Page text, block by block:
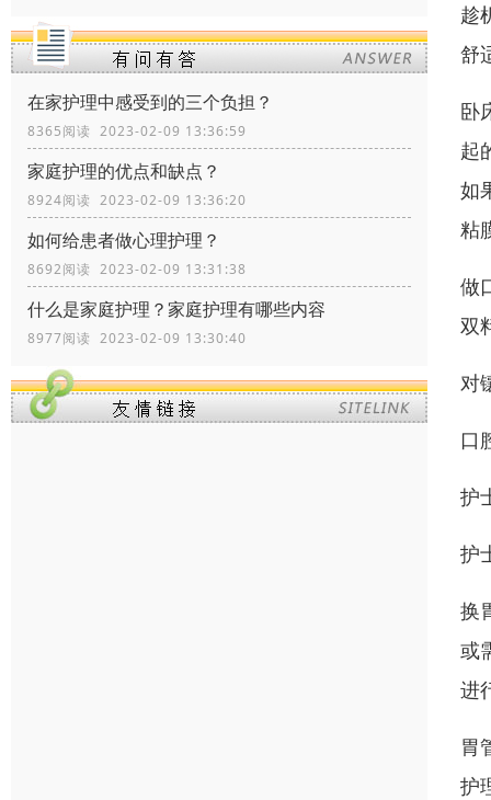
在家护理中感受到的三个负担？
8365阅读 2023-02-09 13:36:59
家庭护理的优点和缺点？
8924阅读 2023-02-09 13:36:20
如何给患者做心理护理？
8692阅读 2023-02-09 13:31:38
什么是家庭护理？家庭护理有哪些内容
8977阅读 2023-02-09 13:30:40
趁
舒
卧
起
如
粘
做
双
对
口
护
护
换
或
进
胃
护